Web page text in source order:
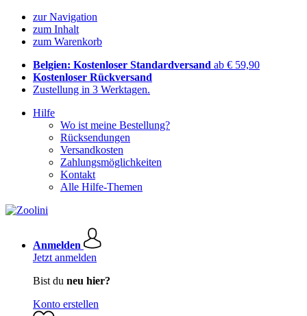
zur Navigation
zum Inhalt
zum Warenkorb
Belgien: Kostenloser Standardversand ab € 59,90
Kostenloser Rückversand
Zustellung in 3 Werktagen.
Hilfe
Wo ist meine Bestellung?
Rücksendungen
Versandkosten
Zahlungsmöglichkeiten
Kontakt
Alle Hilfe-Themen
Anmelden
Jetzt anmelden
Bist du neu hier?
Konto erstellen